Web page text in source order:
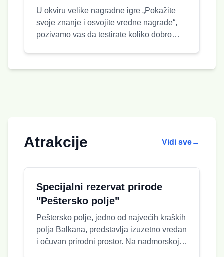
U okviru velike nagradne igre „Pokažite
svoje znanje i osvojite vredne nagrade“,
pozivamo vas da testirate koliko dobro
Atrakcije Vidi sve→
Specijalni rezervat prirode
"Peštersko polje"
Peštersko polje, jedno od najvećih kraških
polja Balkana, predstavlja izuzetno vredan
i očuvan prirodni prostor. Na nadmorskoj